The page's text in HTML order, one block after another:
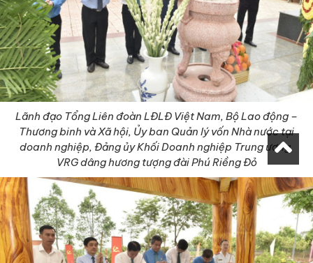
Lãnh đạo Tổng Liên đoàn LĐLĐ Việt Nam, Bộ Lao động –
Thương binh và Xã hội, Ủy ban Quản lý vốn Nhà nước tại
doanh nghiệp, Đảng ủy Khối Doanh nghiệp Trung ương,
VRG dâng hương tượng đài Phú Riềng Đỏ